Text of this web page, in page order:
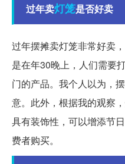
过年卖灯笼是否好卖
过年摆摊卖灯笼非常好卖
是在年30晚上，人们需要
门的产品。我个人以为，
意。此外，根据我的观察
具有装饰性，可以增添节
费者购买。